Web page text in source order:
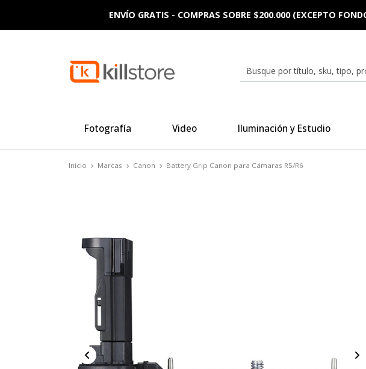
Fotografía Video Iluminación y Estudio
ENVÍO GRATIS - COMPRAS SOBRE $200.000 (EXCEPTO
Inicio Marcas Canon Battery Grip Canon para Cámaras R5/R6